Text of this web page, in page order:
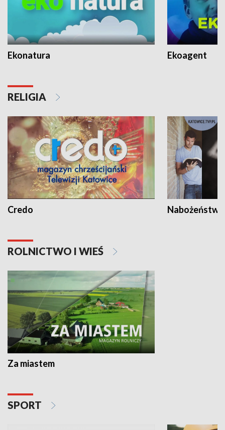
Ekonatura Ekoagent
RELIGIA
Credo
ROLNICTWO I WIEŚ
Za miastem
SPORT